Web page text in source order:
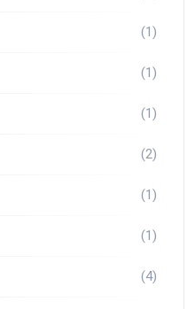
(1)
(1)
(1)
(2)
(1)
(1)
(4)